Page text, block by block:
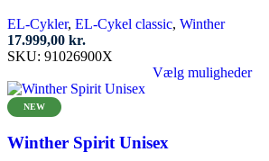
varianter.
Mulighederne
kan
vælges
på
varesiden
EL-Cykler, EL-Cykel classic, Winther
17.999,00 kr.
SKU: 91026900X
Vælg muligheder
Dette
vare
har
flere
varianter.
NEW
Winther Spirit Unisex